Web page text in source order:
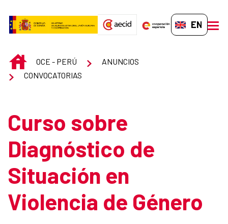
EN-GB
INICIOOCE - PERÚ
ANUNCIOS
CONVOCATORIAS
Curso sobre
Diagnóstico de
Situación en
Violencia de Género